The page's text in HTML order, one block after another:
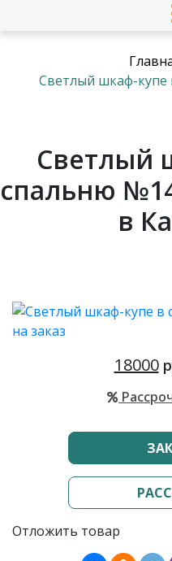
Светлый шкаф-купе
Светлый
спальню
в
18000
Отложить товар